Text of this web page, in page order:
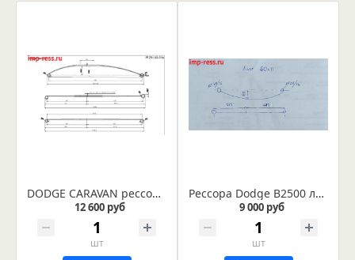
DODGE CARAVAN рессора короткая база (IR 29-143в)
12 600 руб
шт
Рессора Dodge B2500 лист № 1 по эскизу заказчика
9 000 руб
шт